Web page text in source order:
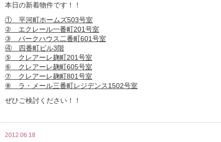
本日の新着物件です！！
① 平河町ホームズ503号室
② エクレール一番町201号室
③ パークハウス二番町601号室
④ 四番町ビル3階
⑤ クレアーレ麹町201号室
⑥ クレアーレ麹町605号室
⑦ クレアーレ麹町801号室
⑧ ラ・メール三番町レジデンス1502号室
ぜひご検討ください！！
2012.06.18